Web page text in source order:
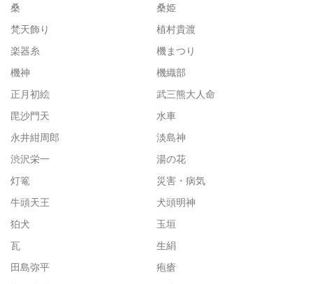
桑
桑姫
梵天飾り
植村貴渡
楽器糸
機まつり
機神
機織部
正月初絵
武三熊大人命
毘沙門天
水車
永井紺周郎
淡島神
渋沢栄一
湯の花
灯篭
災害・病気
牛頭天王
犬頭明神
狛犬
玉垣
瓦
生絹
田島弥平
疱瘡